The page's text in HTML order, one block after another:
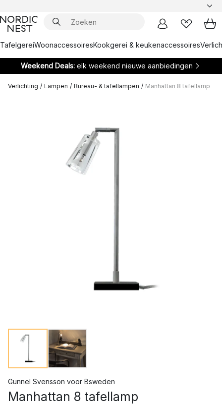
TafelgereiWoonaccessoiresKookgerei & keukenaccessoires
Weekend Deals: elk weekend nieuwe aanbiedingen
Verlichting / Lampen / Bureau- & tafellampen / Manhattan 8 tafellamp
Gunnel Svensson voor Bsweden
Manhattan 8 tafellamp